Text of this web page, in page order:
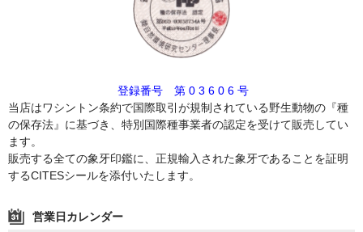
登録番号 第 0 3 6 0 6 号
当店はワシントン条約で国際取引が規制されている野生動物の『種
の保存法』に基づき、特別国際種事業者の認定を受けて販売してい
ます。
販売する全ての象牙印鑑に、正規輸入された象牙であることを証明
するCITESシールを添付いたします。
営業日カレンダー